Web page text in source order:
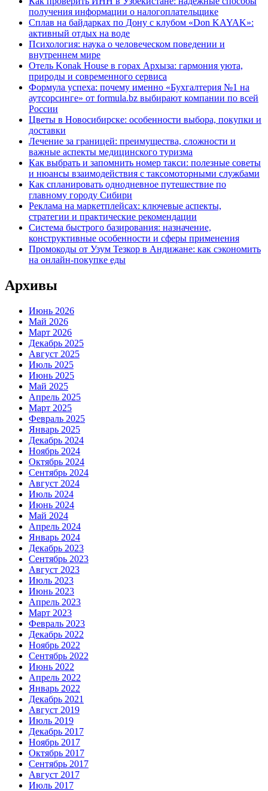
получения информации о налогоплательщике
Сплав на байдарках по Дону с клубом «Don KAYAK»:
активный отдых на воде
Психология: наука о человеческом поведении и
внутреннем мире
Отель Konak House в горах Архыза: гармония уюта,
природы и современного сервиса
Формула успеха: почему именно «Бухгалтерия №1 на
аутсорсинге» от formula.bz выбирают компании по всей
России
Цветы в Новосибирске: особенности выбора, покупки и
доставки
Лечение за границей: преимущества, сложности и
важные аспекты медицинского туризма
Как выбрать и запомнить номер такси: полезные советы
и нюансы взаимодействия с таксомоторными службами
Как спланировать однодневное путешествие по
главному городу Сибири
Реклама на маркетплейсах: ключевые аспекты,
стратегии и практические рекомендации
Система быстрого базирования: назначение,
конструктивные особенности и сферы применения
Промокоды от Узум Тезкор в Андижане: как сэкономить
на онлайн-покупке еды
Архивы
Июнь 2026
Май 2026
Март 2026
Декабрь 2025
Август 2025
Июль 2025
Июнь 2025
Май 2025
Апрель 2025
Март 2025
Февраль 2025
Январь 2025
Декабрь 2024
Ноябрь 2024
Октябрь 2024
Сентябрь 2024
Август 2024
Июль 2024
Июнь 2024
Май 2024
Апрель 2024
Январь 2024
Декабрь 2023
Сентябрь 2023
Август 2023
Июль 2023
Июнь 2023
Апрель 2023
Март 2023
Февраль 2023
Декабрь 2022
Ноябрь 2022
Сентябрь 2022
Июнь 2022
Апрель 2022
Январь 2022
Декабрь 2021
Август 2019
Июль 2019
Декабрь 2017
Ноябрь 2017
Октябрь 2017
Сентябрь 2017
Август 2017
Июль 2017